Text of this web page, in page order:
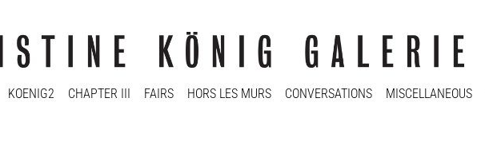
KOENIG2 CHAPTER III FAIRS HORS LES MURS CONVERSATIONS MISCELLANEOUS